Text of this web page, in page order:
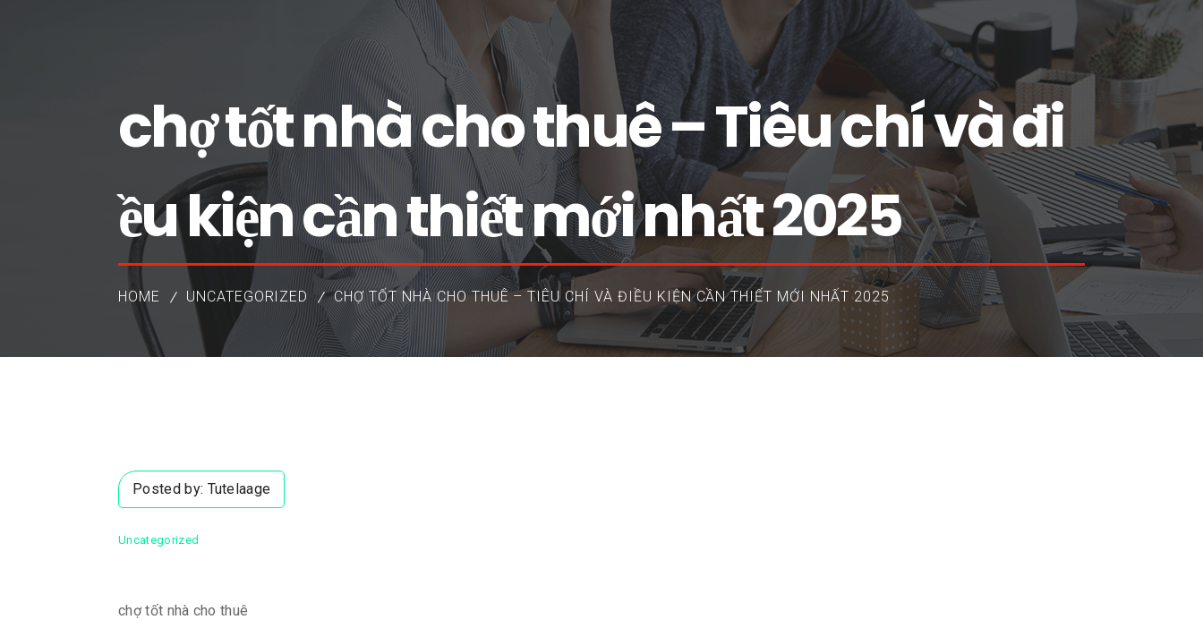
chợ tốt nhà cho thuê – Tiêu chí và đi
ều kiện cần thiết mới nhất 2025
HOME UNCATEGORIZED CHỢ TỐT NHÀ CHO THUÊ – TIÊU CHÍ VÀ ĐIỀU KIỆN CẦN THIẾT MỚI NHẤT 2025
Posted by: Tutelaage
Uncategorized
chợ tốt nhà cho thuê